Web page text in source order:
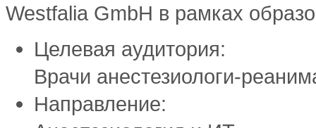
Westfalia GmbH в рамках
Целевая аудитория:
Врачи анестезиологи-
Направление: